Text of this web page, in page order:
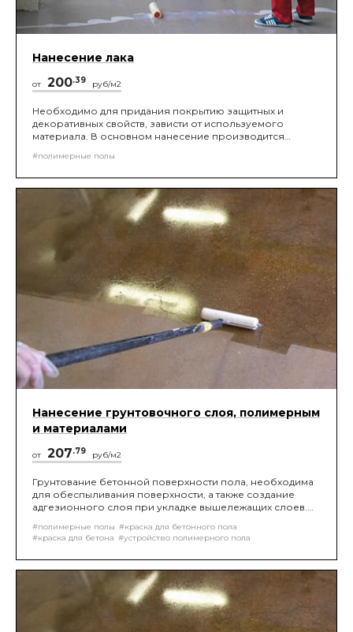
Нанесение лака
от 200.39 руб/м2
Необходимо для придания покрытию защитных и
декоративных свойств, зависти от используемого
материала. В основном нанесение производится
2-3 слоя.
#полимерные полы
Нанесение грунтовочного слоя, полимерным
и материалами
от 207.79 руб/м2
Грунтование бетонной поверхности пола, необходима
для обеспыливания поверхности, а также создание
адгезионного слоя при укладке вышележащих слоев.
либо фасадным шпателем.
#полимерные полы #краска для бетонного пола
#краска для бетона #устройство полимерного пола